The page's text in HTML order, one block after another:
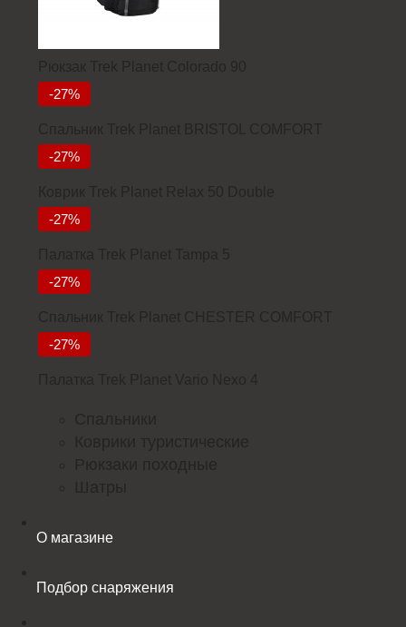
6927
-27%
3934
-27%
7000
-27%
11380
-27%
4299
-27%
О магазине
Подбор снаряжения